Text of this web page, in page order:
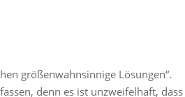
größenwahnsinnige Lösungen“.
denn es ist unzweifelhaft, dass